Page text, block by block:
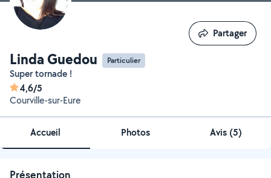
Linda Guedou Particulier
Super tornade !
4,6/5
Courville-sur-Eure
Partager
Partager
Accueil Photos Avis (5)
Présentation